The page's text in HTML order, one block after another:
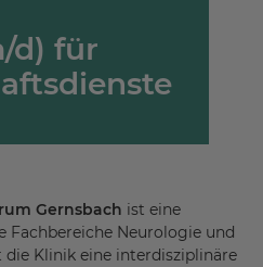
d) für
Gernsbach ist eine
Fachbereiche Neurologie und
Klinik eine interdisziplinäre